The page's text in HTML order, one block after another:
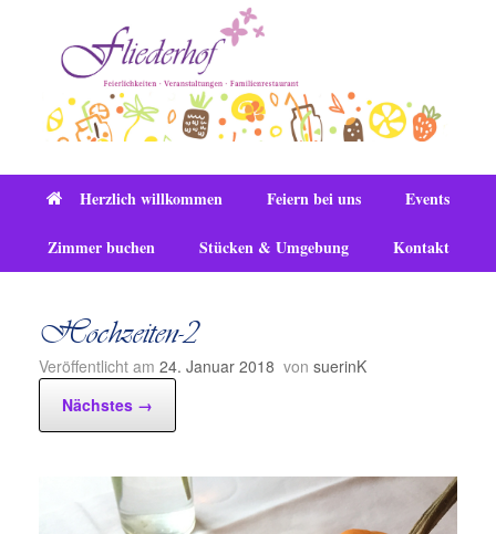
Herzlich willkommen Feiern bei uns Events
Zimmer buchen Stücken & Umgebung Kontakt
Hochzeiten-2
Veröffentlicht am 24. Januar 2018 von suerinK
Nächstes →